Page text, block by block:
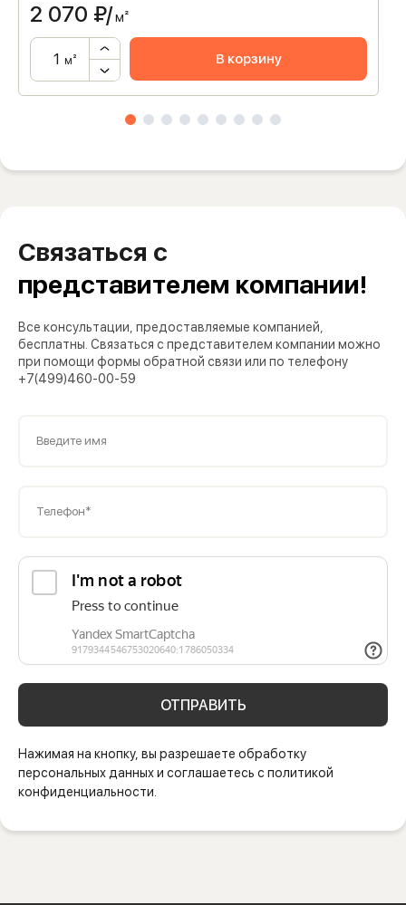
2 070 ₽/м²
м² В корзину
Связаться с
представителем компании!
Все консультации, предоставляемые компанией,
бесплатны. Связаться с представителем компании можно
при помощи формы обратной связи или по телефону
+7(499)460-00-59
Введите имя
Телефон*
ОТПРАВИТЬ
Нажимая на кнопку, вы разрешаете обработку
персональных данных и соглашаетесь с политикой
конфиденциальности.